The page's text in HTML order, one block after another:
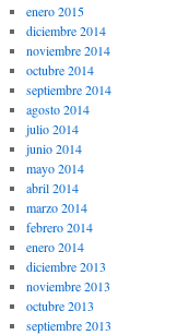
enero 2015
diciembre 2014
noviembre 2014
octubre 2014
septiembre 2014
agosto 2014
julio 2014
junio 2014
mayo 2014
abril 2014
marzo 2014
febrero 2014
enero 2014
diciembre 2013
noviembre 2013
octubre 2013
septiembre 2013